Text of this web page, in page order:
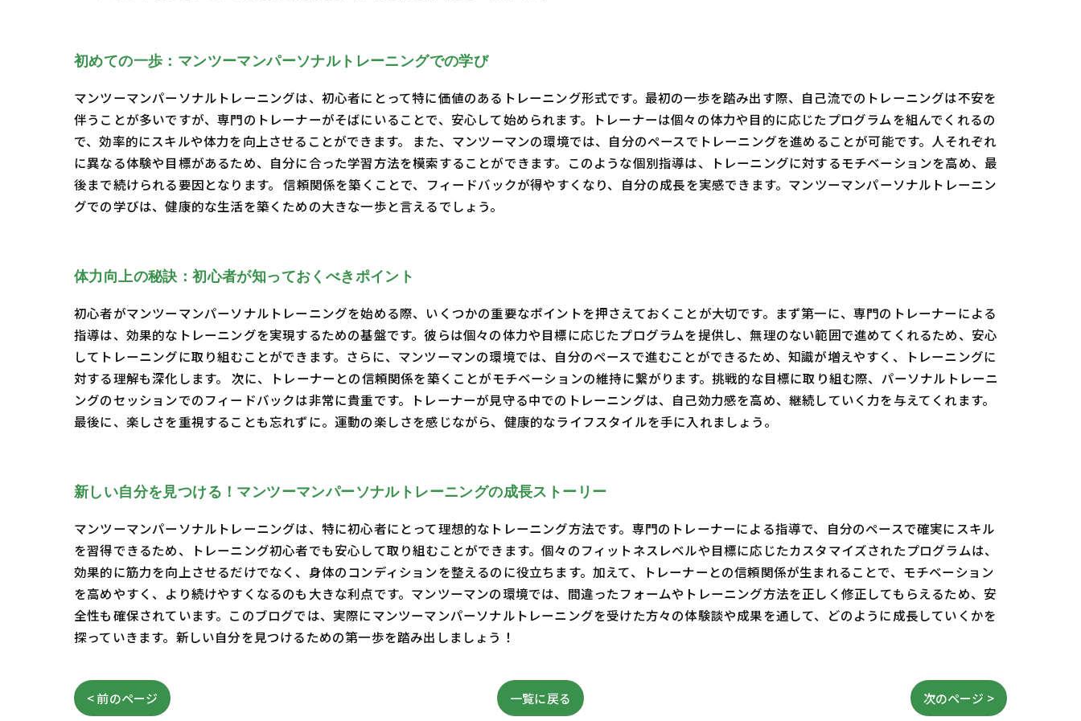
初めての一歩：マンツーマンパーソナルトレーニングでの学び
マンツーマンパーソナルトレーニングは、初心者にとって特に価値のあるトレーニング形式です。最初の一歩を踏み出す際、自己流でのトレーニングは不安を
伴うことが多いですが、専門のトレーナーがそばにいることで、安心して始められます。トレーナーは個々の体力や目的に応じたプログラムを組んでくれるの
で、効率的にスキルや体力を向上させることができます。 また、マンツーマンの環境では、自分のペースでトレーニングを進めることが可能です。人それぞれ
に異なる体験や目標があるため、自分に合った学習方法を模索することができます。このような個別指導は、トレーニングに対するモチベーションを高め、最
後まで続けられる要因となります。 信頼関係を築くことで、フィードバックが得やすくなり、自分の成長を実感できます。マンツーマンパーソナルトレーニン
グでの学びは、健康的な生活を築くための大きな一歩と言えるでしょう。
体力向上の秘訣：初心者が知っておくべきポイント
初心者がマンツーマンパーソナルトレーニングを始める際、いくつかの重要なポイントを押さえておくことが大切です。まず第一に、専門のトレーナーによる
指導は、効果的なトレーニングを実現するための基盤です。彼らは個々の体力や目標に応じたプログラムを提供し、無理のない範囲で進めてくれるため、安心
してトレーニングに取り組むことができます。さらに、マンツーマンの環境では、自分のペースで進むことができるため、知識が増えやすく、トレーニングに
対する理解も深化します。 次に、トレーナーとの信頼関係を築くことがモチベーションの維持に繋がります。挑戦的な目標に取り組む際、パーソナルトレーニ
ングのセッションでのフィードバックは非常に貴重です。トレーナーが見守る中でのトレーニングは、自己効力感を高め、継続していく力を与えてくれます。
最後に、楽しさを重視することも忘れずに。運動の楽しさを感じながら、健康的なライフスタイルを手に入れましょう。
新しい自分を見つける！マンツーマンパーソナルトレーニングの成長ストーリー
マンツーマンパーソナルトレーニングは、特に初心者にとって理想的なトレーニング方法です。専門のトレーナーによる指導で、自分のペースで確実にスキル
を習得できるため、トレーニング初心者でも安心して取り組むことができます。個々のフィットネスレベルや目標に応じたカスタマイズされたプログラムは、
効果的に筋力を向上させるだけでなく、身体のコンディションを整えるのに役立ちます。加えて、トレーナーとの信頼関係が生まれることで、モチベーション
を高めやすく、より続けやすくなるのも大きな利点です。マンツーマンの環境では、間違ったフォームやトレーニング方法を正しく修正してもらえるため、安
全性も確保されています。このブログでは、実際にマンツーマンパーソナルトレーニングを受けた方々の体験談や成果を通して、どのように成長していくかを
探っていきます。新しい自分を見つけるための第一歩を踏み出しましょう！
< 前のページ 一覧に戻る 次のページ >